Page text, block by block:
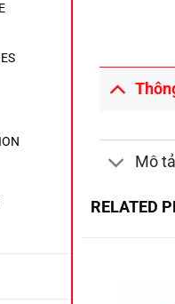
Mô
RELATED